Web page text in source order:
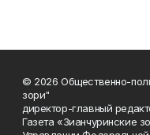
© 2026 Общественно-
зори"
директор-главный
Газета «Зианчуринские